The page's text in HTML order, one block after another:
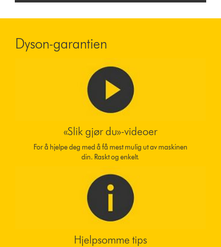
Dyson-garantien
«Slik gjør du»-videoer
For å hjelpe deg med å få mest mulig ut av maskinen
din. Raskt og enkelt.
Hjelpsomme tips